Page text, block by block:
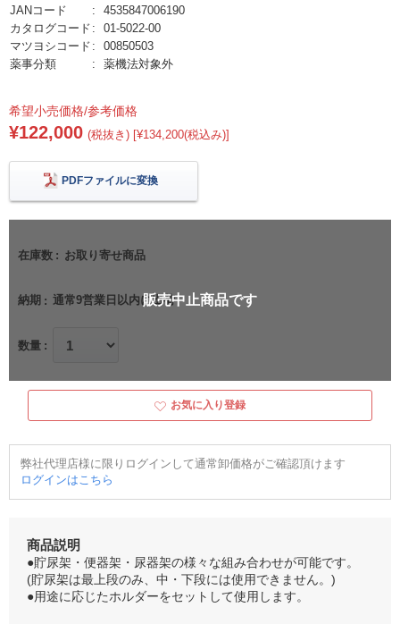
JANコード
4535847006190
カタログコード
01-5022-00
マツヨシコード
00850503
薬事分類
薬機法対象外
希望小売価格/参考価格
¥122,000 (税抜き) [¥134,200(税込み)]
PDFファイルに変換
在庫数 お取り寄せ商品
納期 通常9営業日以内に出荷
数量
販売中止商品です
お気に入り登録
弊社代理店様に限りログインして通常卸価格がご確認頂けます
ログインはこちら
商品説明
●貯尿架・便器架・尿器架の様々な組み合わせが可能です。
(貯尿架は最上段のみ、中・下段には使用できません。)
●用途に応じたホルダーをセットして使用します。